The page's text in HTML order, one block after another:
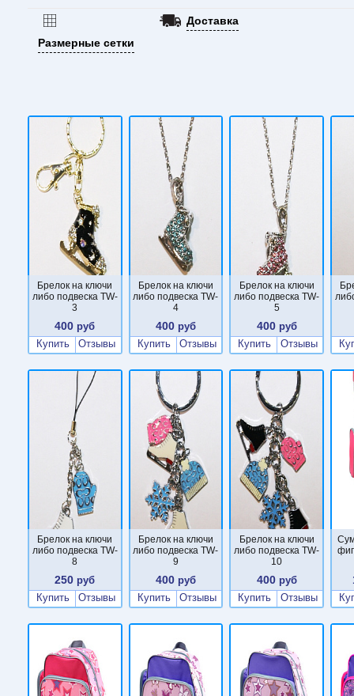
Размерные сетки
Доставка
Брелок на ключи
либо подвеска TW-
3
400 руб
Купить
Отзывы
Брелок на ключи
либо подвеска TW-
4
400 руб
Купить
Отзывы
Брелок на ключи
либо подвеска TW-
5
400руб
Купить
Отзывы
Брелок на ключи
либо подвеска TW-
8
250 руб
Купить
Отзывы
Брелок на ключи
либо подвеска TW-
9
400 руб
Купить
Отзывы
Брелок на ключи
либо подвеска TW-
10
400руб
Купить
Отзывы